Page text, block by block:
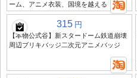
ーム、アニメ衣装、国境を越える
315 円
【本物公式谷】新スタードーム鉄道崩壊
周辺ブリキバッジ二次元アニメバッジ